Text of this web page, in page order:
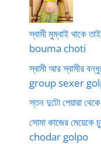
স্বামী মুম্বাই থাকে
bouma choti
স্বামী আর স্বামীর
group sexer
স্তন দুটো পেয়ারা থেকে
সোমা কাজের
chodar golpo